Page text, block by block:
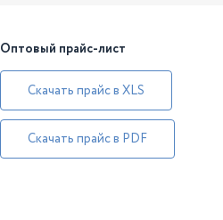
Оптовый прайс-лист
Скачать прайс в XLS
Скачать прайс в PDF